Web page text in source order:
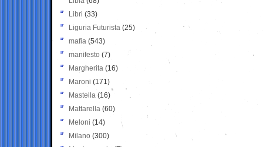
Libri (33)
Liguria Futurista (25)
mafia (543)
manifesto (7)
Margherita (16)
Maroni (171)
Mastella (16)
Mattarella (60)
Meloni (14)
Milano (300)